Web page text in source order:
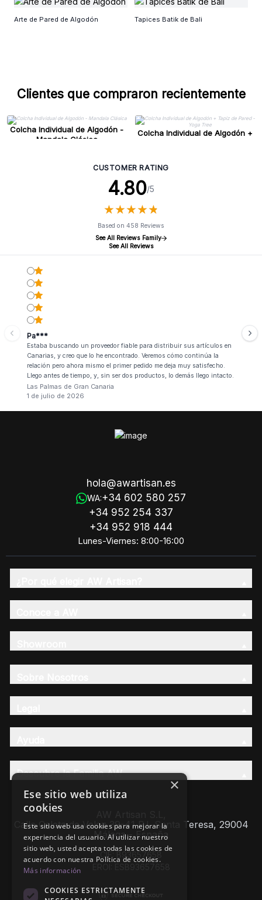
Arte de Pared de Algodón Tapices Batik de Bali
Clientes que compraron recientemente
Colcha Individual de Algodón -
Mandala Clásica
Colcha Individual de Algodón +
CUSTOMER RATING
4.80/5
★★★★★
★★★★★
Based on 458 Reviews
See All Reviews Family
See All Reviews
Pa***
Estaba buscando un proveedor fiable para distribuir sus artículos en
Canarias, y creo que lo he encontrado. Veremos cómo continúa la
relación pero ahora mismo el primer pedido me deja muy satisfecho.
Llego antes de tiempo, y, sin ser dos productos, lo demás llego intacto.
Las Palmas de Gran Canaria
1 de julio de 2026
hola@awartisan.es
WA:+34 602 580 257
+34 952 254 337
+34 952 918 444
Lunes-Viernes: 8:00-16:00
Descubre la Familia AW
Calle Caleta de Velez 39-41 P.I. Santa Teresa, 29004
Málaga - España
CIF: B93657658
×
Ese sitio web utiliza
cookies
Este sitio web usa cookies para mejorar la
experiencia del usuario. Al utilizar nuestro
sitio web, usted acepta todas las cookies de
acuerdo con nuestra Política de cookies.
Más información
COOKIES ESTRICTAMENTE